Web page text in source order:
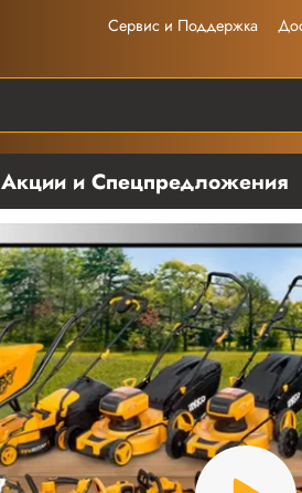
Сервис и Поддержка
Акции и Спецпредложения